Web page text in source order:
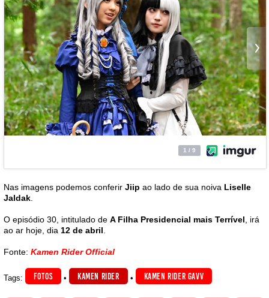
Nas imagens podemos conferir Jiip ao lado de sua noiva Liselle
Jaldak
O episódio 30, intitulado de A Filha Presidencial mais Terrível , irá
ao ar hoje, dia 12 de abril
Fonte: Kamen Rider Official
Tags: FOTOS • KAMEN RIDER • KAMEN RIDER GAVV